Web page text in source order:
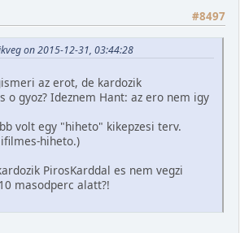
#8497
on 2015-12-31, 03:44:28
az erot, de kardozik
o gyoz? Ideznem Hant: az ero nem igy
volt egy "hiheto" kikepzesi terv.
hiheto.)
PirosKarddal es nem vegzi
masodperc alatt?!